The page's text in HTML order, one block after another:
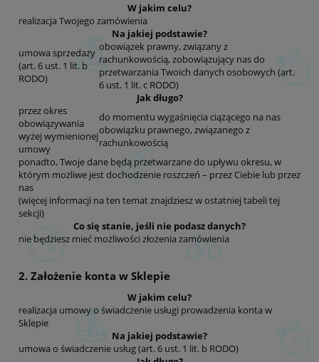
W jakim celu?
realizacja Twojego zamówienia
Na jakiej podstawie?
umowa sprzedaży
(art. 6 ust. 1 lit. b
RODO)
obowiązek prawny, związany z
rachunkowością, zobowiązujący nas do
przetwarzania Twoich danych osobowych (art.
6 ust. 1 lit. c RODO)
Jak długo?
przez okres
obowiązywania
wyżej wymienionej
umowy
do momentu wygaśnięcia ciążącego na nas
obowiązku prawnego, związanego z
rachunkowością
ponadto, Twoje dane będą przetwarzane do upływu okresu, w
którym możliwe jest dochodzenie roszczeń – przez Ciebie lub przez
nas
(więcej informacji na ten temat znajdziesz w ostatniej tabeli tej
sekcji)
Co się stanie, jeśli nie podasz danych?
nie będziesz mieć możliwości złożenia zamówienia
2. Założenie konta w Sklepie
W jakim celu?
realizacja umowy o świadczenie usługi prowadzenia konta w
Sklepie
Na jakiej podstawie?
umowa o świadczenie usług (art. 6 ust. 1 lit. b RODO)